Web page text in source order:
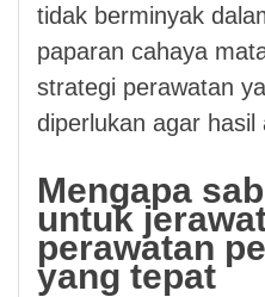
tidak berminyak
paparan cahaya
strategi perawatan
diperlukan agar
Mengapa
untuk
perawatan
yang tepat